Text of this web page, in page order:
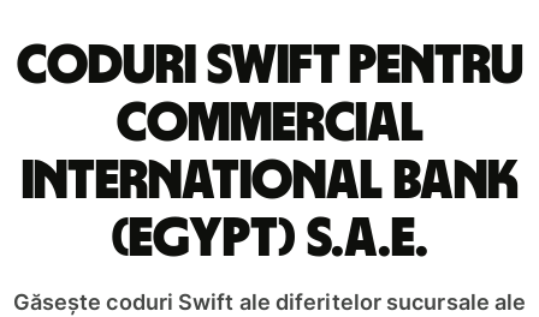
Coduri Swift pentru
COMMERCIAL
INTERNATIONAL BANK
(EGYPT) S.A.E.
Găsește coduri Swift ale diferitelor sucursale ale